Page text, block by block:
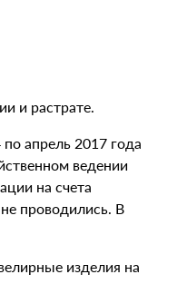
и растрате.
апрель 2017 года
ведении
на счета
проводились. В
изделия на